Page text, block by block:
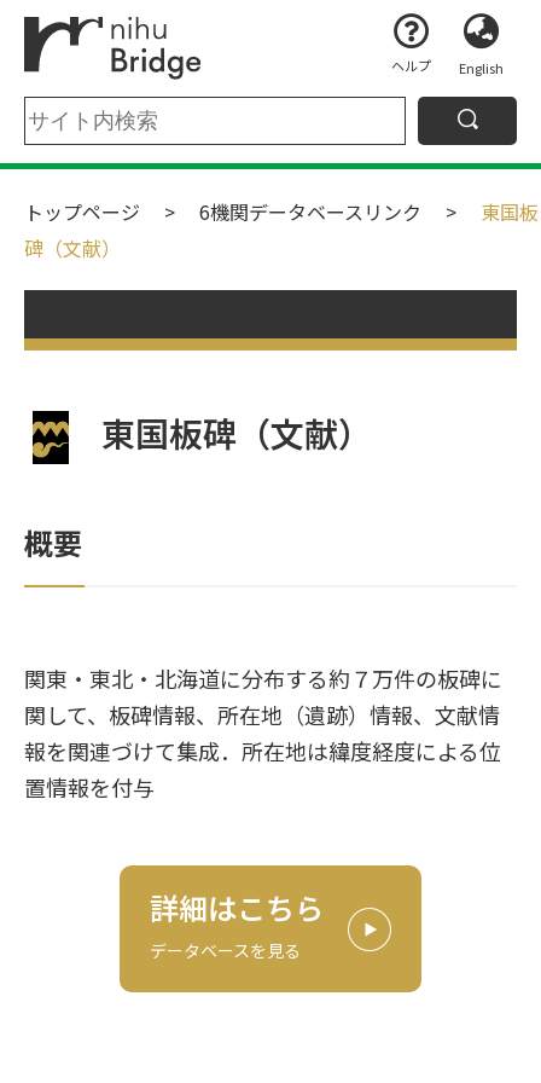
ヘルプ English
トップページ 6機関データベースリンク
東国板
碑（文献）
東国板碑（文献）
概要
関東・東北・北海道に分布する約７万件の板碑に
関して、板碑情報、所在地（遺跡）情報、文献情
報を関連づけて集成．所在地は緯度経度による位
置情報を付与
詳細はこちら
データベースを見る